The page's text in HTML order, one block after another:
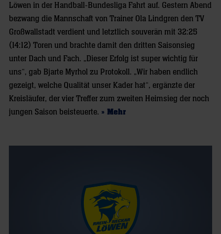
Löwen in der Handball-Bundesliga Fahrt auf. Gestern Abend
bezwang die Mannschaft von Trainer Ola Lindgren den TV
Großwallstadt verdient und letztlich souverän mit 32:25
(14:12) Toren und brachte damit den dritten Saisonsieg
unter Dach und Fach. „Dieser Erfolg ist super wichtig für
uns“, gab Bjarte Myrhol zu Protokoll. „Wir haben endlich
gezeigt, welche Qualität unser Kader hat“, ergänzte der
Kreisläufer, der vier Treffer zum zweiten Heimsieg der noch
jungen Saison beisteuerte. » Mehr